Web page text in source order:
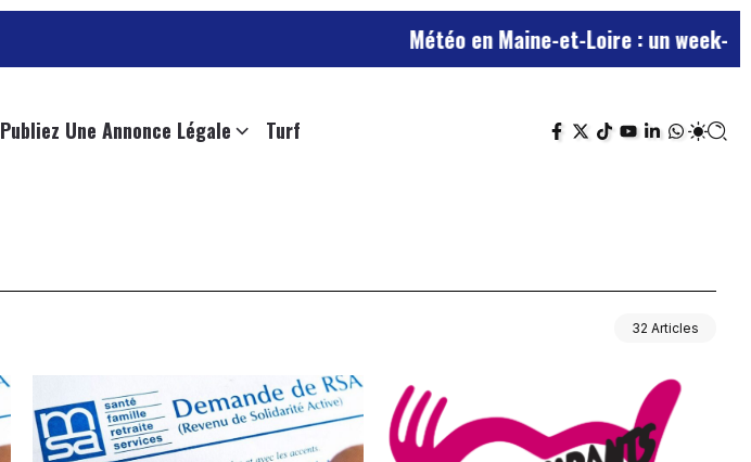
Météo en Maine-et-Loire : un week-end
Publiez Une Annonce Légale Turf
32 Articles